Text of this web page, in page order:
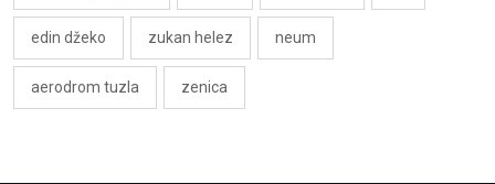
edin džeko zukan helez neum
aerodrom tuzla zenica